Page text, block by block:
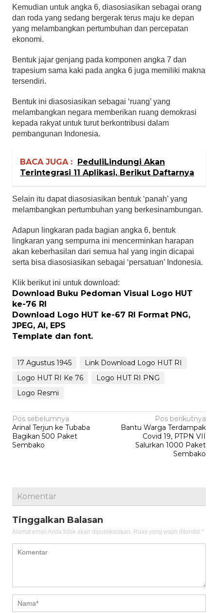
Kemudian untuk angka 6, diasosiasikan sebagai orang
dan roda yang sedang bergerak terus maju ke depan
yang melambangkan pertumbuhan dan percepatan
ekonomi.
Bentuk jajar genjang pada komponen angka 7 dan
trapesium sama kaki pada angka 6 juga memiliki makna
tersendiri.
Bentuk ini diasosiasikan sebagai ‘ruang’ yang
melambangkan negara memberikan ruang demokrasi
kepada rakyat untuk turut berkontribusi dalam
pembangunan Indonesia.
BACA JUGA :
PeduliLindungi Akan
Terintegrasi 11 Aplikasi, Berikut Daftarnya
Selain itu dapat diasosiasikan bentuk ‘panah’ yang
melambangkan pertumbuhan yang berkesinambungan.
Adapun lingkaran pada bagian angka 6, bentuk
lingkaran yang sempurna ini mencerminkan harapan
akan keberhasilan dari semua hal yang ingin dicapai
serta bisa diasosiasikan sebagai ‘persatuan’ Indonesia.
Klik berikut ini untuk download:
Download Buku Pedoman Visual Logo HUT
ke-76 RI
Download Logo HUT ke-67 RI Format PNG,
JPEG, AI, EPS
Template dan font.
17 Agustus 1945
Link Download Logo HUT RI
Logo HUT RI Ke 76
Logo HUT RI PNG
Logo Resmi
Navigasi
pos
Pos sebelumnya
Arinal Terjun ke Tubaba
Bagikan 500 Paket
Sembako
Pos berikutnya
Bantu Warga Terdampak
Covid 19, PTPN VII
Salurkan 1000 Paket
Sembako
Komentar
Tinggalkan Balasan
Alamat email Anda tidak akan dipublikasikan. Ruas yang wajib ditandai *